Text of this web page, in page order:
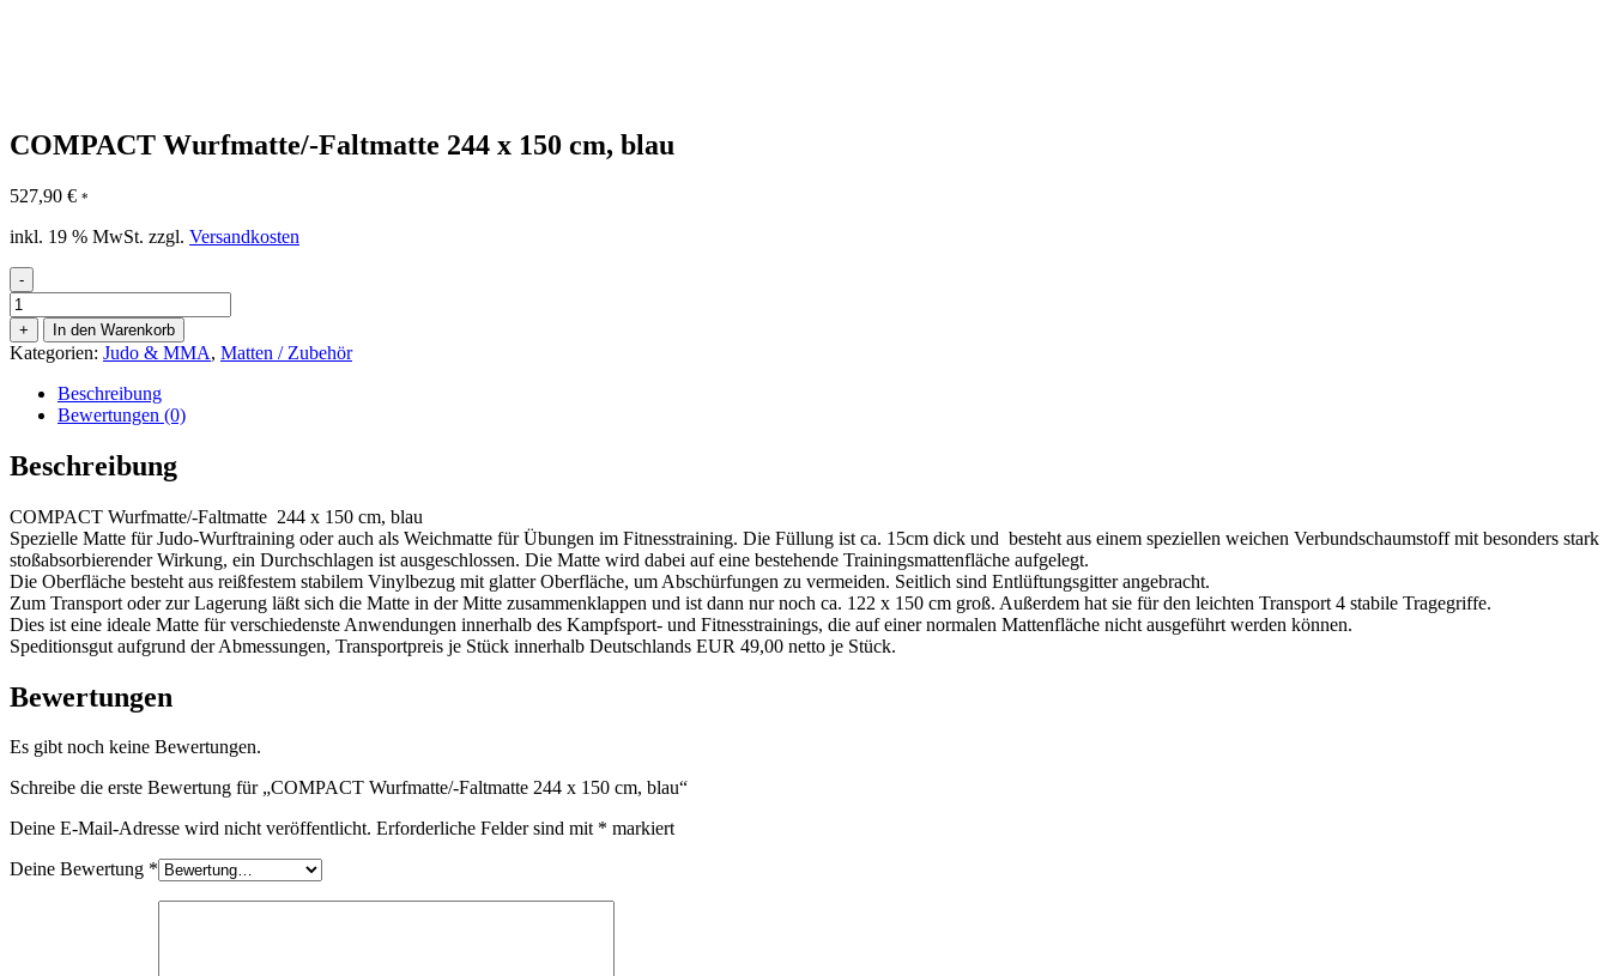
COMPACT Wurfmatte/-Faltmatte 244 x 150 cm, blau
527,90 € *
inkl. 19 % MwSt. zzgl. Versandkosten
-
COMPACT
Wurfmatte/-
Faltmatte
244
blau
Menge
+ In den Warenkorb
Kategorien: Judo & MMA, Matten / Zubehör
Beschreibung
Bewertungen (0)
Beschreibung
COMPACT Wurfmatte/-Faltmatte 244 x 150 cm, blau
Spezielle Matte für Judo-Wurftraining oder auch als Weichmatte für Übungen im Fitnesstraining. Die Füllung ist ca. 15cm dick und besteht aus einem speziellen weichen Verbundschaumstoff mit besonders stark
stoßabsorbierender Wirkung, ein Durchschlagen ist ausgeschlossen. Die Matte wird dabei auf eine bestehende Trainingsmattenfläche aufgelegt.
Die Oberfläche besteht aus reißfestem stabilem Vinylbezug mit glatter Oberfläche, um Abschürfungen zu vermeiden. Seitlich sind Entlüftungsgitter angebracht.
Zum Transport oder zur Lagerung läßt sich die Matte in der Mitte zusammenklappen und ist dann nur noch ca. 122 x 150 cm groß. Außerdem hat sie für den leichten Transport 4 stabile Tragegriffe.
Dies ist eine ideale Matte für verschiedenste Anwendungen innerhalb des Kampfsport- und Fitnesstrainings, die auf einer normalen Mattenfläche nicht ausgeführt werden können.
Speditionsgut aufgrund der Abmessungen, Transportpreis je Stück innerhalb Deutschlands EUR 49,00 netto je Stück.
Bewertungen
Es gibt noch keine Bewertungen.
Schreibe die erste Bewertung für „COMPACT Wurfmatte/-Faltmatte 244 x 150 cm, blau“
Deine E-Mail-Adresse wird nicht veröffentlicht. Erforderliche Felder sind mit * markiert
Deine Bewertung *